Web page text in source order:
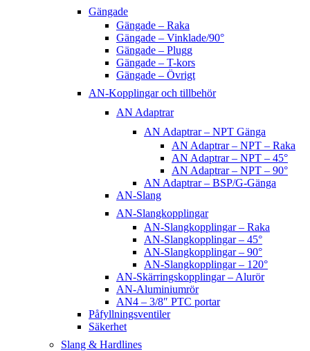
Gängade
Gängade – Raka
Gängade – Vinklade/90°
Gängade – Plugg
Gängade – T-kors
Gängade – Övrigt
AN-Kopplingar och tillbehör
AN Adaptrar
AN Adaptrar – NPT Gänga
AN Adaptrar – NPT – Raka
AN Adaptrar – NPT – 45°
AN Adaptrar – NPT – 90°
AN Adaptrar – BSP/G-Gänga
AN-Slang
AN-Slangkopplingar
AN-Slangkopplingar – Raka
AN-Slangkopplingar – 45°
AN-Slangkopplingar – 90°
AN-Slangkopplingar – 120°
AN-Skärringskopplingar – Alurör
AN-Aluminiumrör
AN4 – 3/8″ PTC portar
Påfyllningsventiler
Säkerhet
Slang & Hardlines